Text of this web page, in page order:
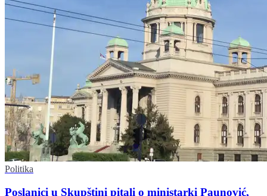
Politika
Poslanici u Skupštini pitali o ministarki Paunović,